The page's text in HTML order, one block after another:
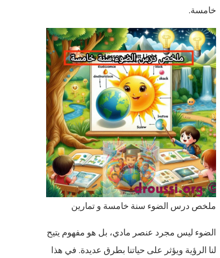
خامسة.
ملخص درس الضوء سنة خامسة و تمارين
الضوء ليس مجرد عنصر مادي، بل هو مفهوم يتيح
لنا الرؤية ويؤثر على حياتنا بطرق عديدة. في هذا